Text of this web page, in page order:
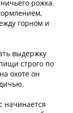
рожка.
горном и
выдержку
строго по
охоте он
начинается